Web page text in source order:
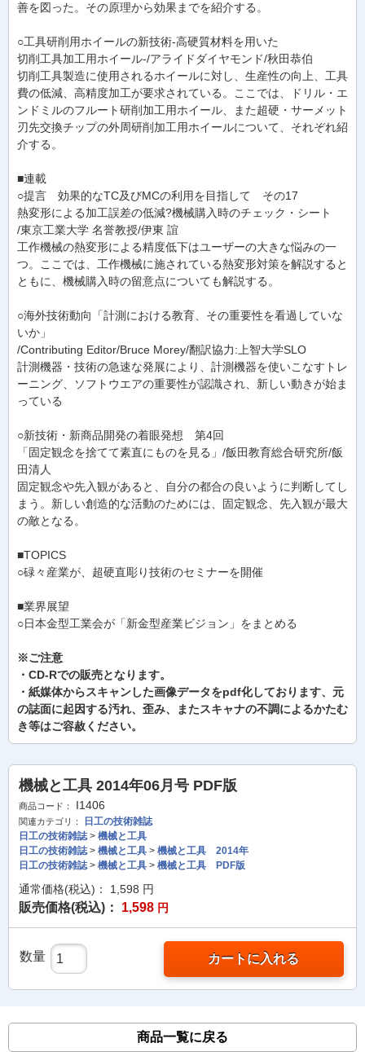
善を図った。その原理から効果までを紹介する。
○工具研削用ホイールの新技術-高硬質材料を用いた
切削工具加工用ホイール-/アライドダイヤモンド/秋田恭伯
切削工具製造に使用されるホイールに対し、生産性の向上、工具
費の低減、高精度加工が要求されている。ここでは、ドリル・エ
ンドミルのフルート研削加工用ホイール、また超硬・サーメット
刃先交換チップの外周研削加工用ホイールについて、それぞれ紹
介する。
■連載
○提言 効果的なTC及びMCの利用を目指して その17
熱変形による加工誤差の低減?機械購入時のチェック・シート
/東京工業大学 名誉教授/伊東 誼
工作機械の熱変形による精度低下はユーザーの大きな悩みの一
つ。ここでは、工作機械に施されている熱変形対策を解説すると
ともに、機械購入時の留意点についても解説する。
○海外技術動向「計測における教育、その重要性を看過していな
いか」
/Contributing Editor/Bruce Morey/翻訳協力:上智大学SLO
計測機器・技術の急速な発展により、計測機器を使いこなすトレ
ーニング、ソフトウエアの重要性が認識され、新しい動きが始ま
っている
○新技術・新商品開発の着眼発想 第4回
「固定観念を捨てて素直にものを見る」/飯田教育総合研究所/飯
田清人
固定観念や先入観があると、自分の都合の良いように判断してし
まう。新しい創造的な活動のためには、固定観念、先入観が最大
の敵となる。
■TOPICS
○碌々産業が、超硬直彫り技術のセミナーを開催
■業界展望
○日本金型工業会が「新金型産業ビジョン」をまとめる
※ご注意
・CD-Rでの販売となります。
・紙媒体からスキャンした画像データをpdf化しております、元
の誌面に起因する汚れ、歪み、またスキャナの不調によるかたむ
き等はご容赦ください。
機械と工具 2014年06月号 PDF版
商品コード： I1406
関連カテゴリ：
日工の技術雑誌
日工の技術雑誌> 機械と工具
日工の技術雑誌> 機械と工具 > 機械と工具 2014年
日工の技術雑誌> 機械と工具 > 機械と工具 PDF版
通常価格(税込)： 1,598 円
販売価格(税込)： 1,598 円
数量 カートに入れる
商品一覧に戻る